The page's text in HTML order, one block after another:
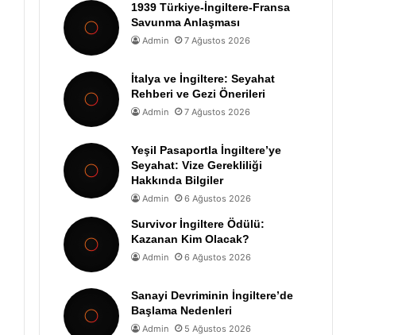
1939 Türkiye-İngiltere-Fransa
Savunma Anlaşması
Admin 7 Ağustos 2026
İtalya ve İngiltere: Seyahat
Rehberi ve Gezi Önerileri
Admin 7 Ağustos 2026
Yeşil Pasaportla İngiltere’ye
Seyahat: Vize Gerekliliği
Hakkında Bilgiler
Admin 6 Ağustos 2026
Survivor İngiltere Ödülü:
Kazanan Kim Olacak?
Admin 6 Ağustos 2026
Sanayi Devriminin İngiltere’de
Başlama Nedenleri
Admin 5 Ağustos 2026